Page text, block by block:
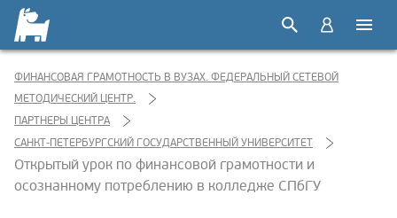
ФИНАНСОВАЯ ГРАМОТНОСТЬ В ВУЗАХ. ФЕДЕРАЛЬНЫЙ СЕТЕВОЙ
МЕТОДИЧЕСКИЙ ЦЕНТР.
ПАРТНЕРЫ ЦЕНТРА
САНКТ-ПЕТЕРБУРГСКИЙ ГОСУДАРСТВЕННЫЙ УНИВЕРСИТЕТ
Открытый урок по финансовой грамотности и
осознанному потреблению в колледже СПбГУ